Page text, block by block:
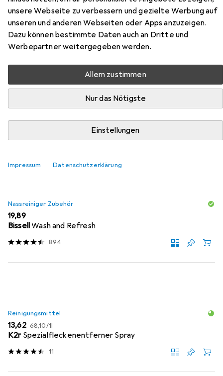
unsere Webseite zu verbessern und gezielte Werbung auf
unseren und anderen Webseiten oder Apps anzuzeigen.
Dazu können bestimmte Daten auch an Dritte und
Werbepartner weitergegeben werden.
Allem zustimmen
Nur das Nötigste
Einstellungen
Impressum Datenschutzerklärung
Zubehör für Esprit California
Hier findest du passendes Zubehör zum Produkt Esprit
California aus den Kategorien Nassreiniger Zubehör und
Relevanz
Nassreiniger Zubehör
EUR
19,89
BissellWash and Refresh
894
Reinigungsmittel
EUR
13,62 EUR
68,10/1l
K2r Spezialfleckenentferner Spray
11